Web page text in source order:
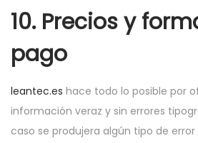
10. Precios y
pago
leantec.es hace todo lo posible por
información veraz y sin errores
caso se produjera algún tipo de